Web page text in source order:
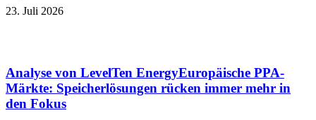
23. Juli 2026
Analyse von LevelTen EnergyEuropäische PPA-
Märkte: Speicherlösungen rücken immer mehr in
den Fokus